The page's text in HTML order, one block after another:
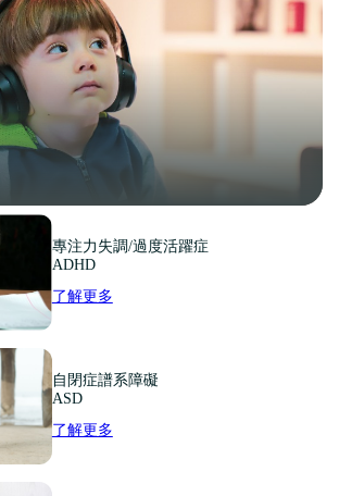
專注力失調/過度活躍症
ADHD
了解更多
自閉症譜系障礙
ASD
了解更多